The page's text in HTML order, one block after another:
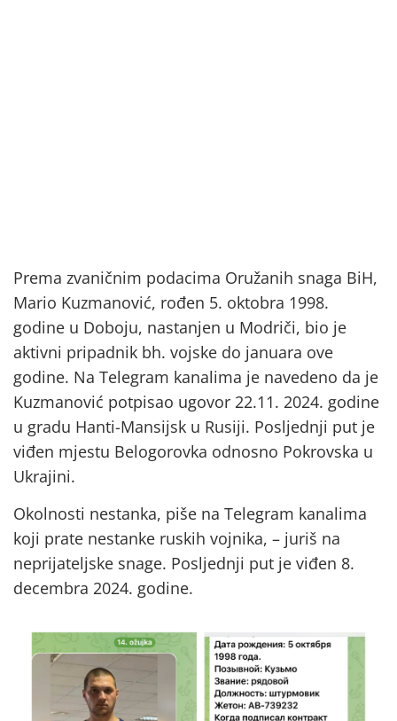
Prema zvaničnim podacima Oružanih snaga BiH,
Mario Kuzmanović, rođen 5. oktobra 1998.
godine u Doboju, nastanjen u Modriči, bio je
aktivni pripadnik bh. vojske do januara ove
godine. Na Telegram kanalima je navedeno da je
Kuzmanović potpisao ugovor 22.11. 2024. godine
u gradu Hanti-Mansijsk u Rusiji. Posljednji put je
viđen mjestu Belogorovka odnosno Pokrovska u
Ukrajini.
Okolnosti nestanka, piše na Telegram kanalima
koji prate nestanke ruskih vojnika, – juriš na
neprijateljske snage. Posljednji put je viđen 8.
decembra 2024. godine.